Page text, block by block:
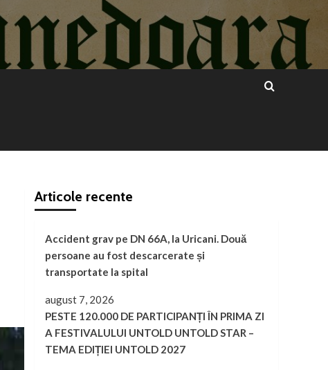
Articole recente
Accident grav pe DN 66A, la Uricani. Două
persoane au fost descarcerate și
transportate la spital
august 7, 2026
PESTE 120.000 DE PARTICIPANȚI ÎN PRIMA ZI
A FESTIVALULUI UNTOLD UNTOLD STAR –
TEMA EDIȚIEI UNTOLD 2027